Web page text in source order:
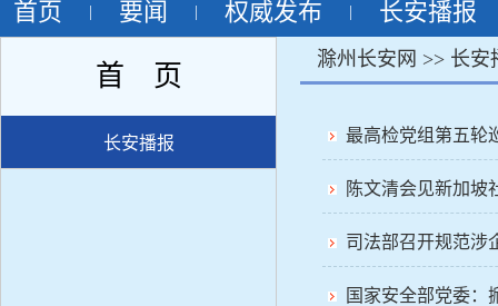
首页 要闻 权威发布 长安播报
首 页
长安播报
滁州长安网 >> 长安
最高检党组第五轮
陈文清会见新加坡
司法部召开规范涉
国家安全部党委：